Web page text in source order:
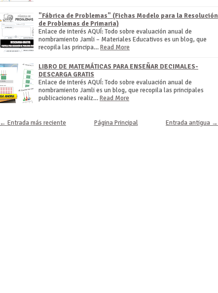
"Fábrica de Problemas" (Fichas Modelo para la Resolución
de Problemas de Primaria)
Enlace de interés AQUÍ: Todo sobre evaluación anual de
nombramiento Jamli – Materiales Educativos es un blog, que
recopila las principa…Read More
LIBRO DE MATEMÁTICAS PARA ENSEÑAR DECIMALES-
DESCARGA GRATIS
Enlace de interés AQUÍ: Todo sobre evaluación anual de
nombramiento Jamli es un blog, que recopila las principales
publicaciones realiz…Read More
← Entrada más reciente Entrada antigua →
Página Principal